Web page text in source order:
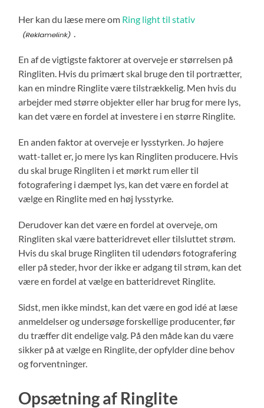
Her kan du læse mere om Ring light til stativ
.
En af de vigtigste faktorer at overveje er størrelsen på
Ringliten. Hvis du primært skal bruge den til portrætter,
kan en mindre Ringlite være tilstrækkelig. Men hvis du
arbejder med større objekter eller har brug for mere lys,
kan det være en fordel at investere i en større Ringlite.
En anden faktor at overveje er lysstyrken. Jo højere
watt-tallet er, jo mere lys kan Ringliten producere. Hvis
du skal bruge Ringliten i et mørkt rum eller til
fotografering i dæmpet lys, kan det være en fordel at
vælge en Ringlite med en høj lysstyrke.
Derudover kan det være en fordel at overveje, om
Ringliten skal være batteridrevet eller tilsluttet strøm.
Hvis du skal bruge Ringliten til udendørs fotografering
eller på steder, hvor der ikke er adgang til strøm, kan det
være en fordel at vælge en batteridrevet Ringlite.
Sidst, men ikke mindst, kan det være en god idé at læse
anmeldelser og undersøge forskellige producenter, før
du træffer dit endelige valg. På den måde kan du være
sikker på at vælge en Ringlite, der opfylder dine behov
og forventninger.
Opsætning af Ringlite